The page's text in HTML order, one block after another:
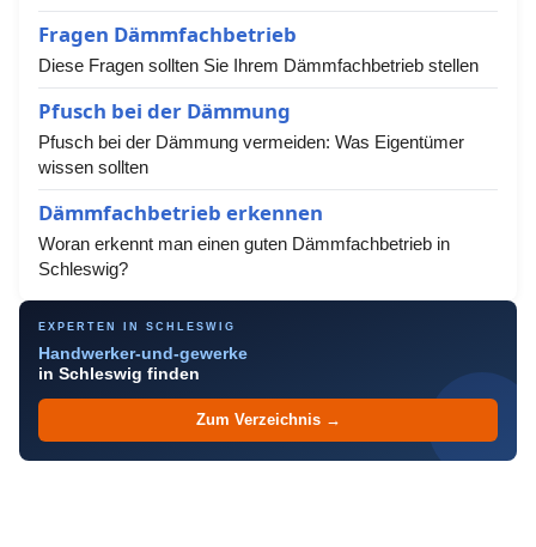
Fragen Dämmfachbetrieb
Diese Fragen sollten Sie Ihrem Dämmfachbetrieb stellen
Pfusch bei der Dämmung
Pfusch bei der Dämmung vermeiden: Was Eigentümer
wissen sollten
Dämmfachbetrieb erkennen
Woran erkennt man einen guten Dämmfachbetrieb in
Schleswig?
EXPERTEN IN SCHLESWIG
Handwerker-und-gewerke
in Schleswig finden
Zum Verzeichnis →